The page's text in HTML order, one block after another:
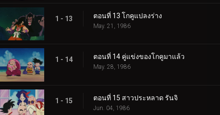
1 - 13 ตอนที่ 13 โกคูแปลงร่าง
May. 21, 1986
1 - 14 ตอนที่ 14 คู่แข่งของโกคูมาแล้ว
May. 28, 1986
1 - 15 ตอนที่ 15 สาวประหลาด รันจิ
Jun. 04, 1986